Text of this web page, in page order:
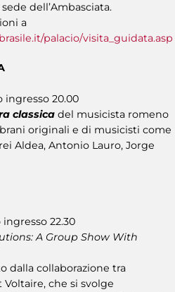
dell’Ambasciata.
a
palacio/visita_guidata.asp
ingresso 20.00
classica del musicista romeno
originali e di musicisti come
Aldea, Antonio Lauro, Jorge
ingresso 22.30
A Group Show With
dalla collaborazione tra
Voltaire, che si svolge